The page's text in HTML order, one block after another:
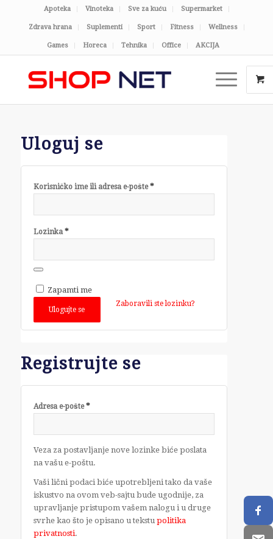
Apoteka Vinoteka Sve za kuću Supermarket
Zdrava hrana Suplementi Sport Fitness Wellness
Games Horeca Tehnika Office AKCIJA
Uloguj se
Korisničko ime ili adresa e-pošte*
Lozinka*
Zapamti me
Ulogujte se
Zaboravili ste lozinku?
Registrujte se
Adresa e-pošte*
Veza za postavljanje nove lozinke biće poslata
na vašu e-poštu.
Vaši lični podaci biće upotrebljeni tako da vaše
iskustvo na ovom veb-sajtu bude ugodnije, za
upravljanje pristupom vašem nalogu i u druge
svrhe kao što je opisano u tekstu politika
privatnosti.